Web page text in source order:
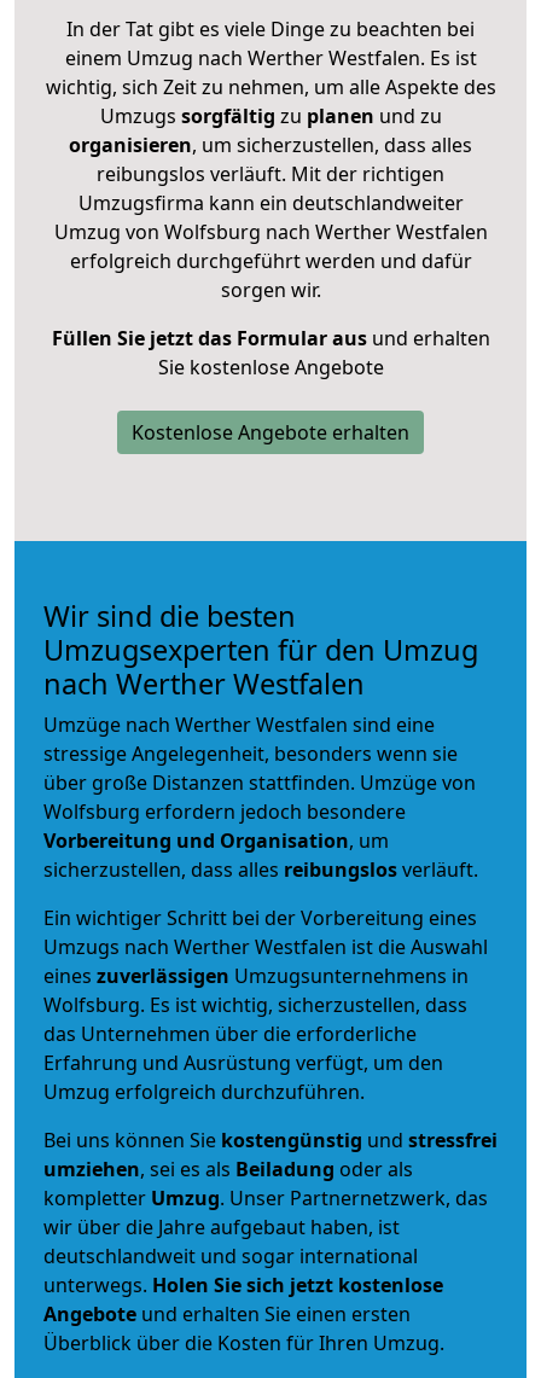
In der Tat gibt es viele Dinge zu beachten bei
einem Umzug nach Werther Westfalen. Es ist
wichtig, sich Zeit zu nehmen, um alle Aspekte des
Umzugs sorgfältig zu planen und zu
organisieren, um sicherzustellen, dass alles
reibungslos verläuft. Mit der richtigen
Umzugsfirma kann ein deutschlandweiter
Umzug von Wolfsburg nach Werther Westfalen
erfolgreich durchgeführt werden und dafür
sorgen wir.
Füllen Sie jetzt das Formular ausund erhalten
Sie kostenlose Angebote
Kostenlose Angebote erhalten
Wir sind die besten
Umzugsexperten für den Umzug
nach Werther Westfalen
Umzüge nach Werther Westfalen sind eine
stressige Angelegenheit, besonders wenn sie
über große Distanzen stattfinden. Umzüge von
Wolfsburg erfordern jedoch besondere
Vorbereitung und Organisation, um
sicherzustellen, dass alles reibungslosverläuft.
Ein wichtiger Schritt bei der Vorbereitung eines
Umzugs nach Werther Westfalen ist die Auswahl
eines zuverlässigen Umzugsunternehmens in
Wolfsburg. Es ist wichtig, sicherzustellen, dass
das Unternehmen über die erforderliche
Erfahrung und Ausrüstung verfügt, um den
Umzug erfolgreich durchzuführen.
Bei uns können Sie kostengünstig und stressfrei
umziehen, sei es als Beiladung oder als
kompletter Umzug. Unser Partnernetzwerk, das
wir über die Jahre aufgebaut haben, ist
deutschlandweit und sogar international
unterwegs. Holen Sie sich jetzt kostenlose
Angebote und erhalten Sie einen ersten
Überblick über die Kosten für Ihren Umzug.